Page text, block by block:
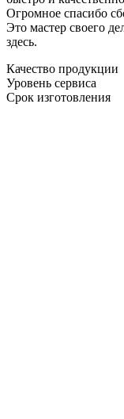
Огромное спасибо
Это мастер своего
здесь.
Качество продукции
Уровень сервиса
Срок изготовления